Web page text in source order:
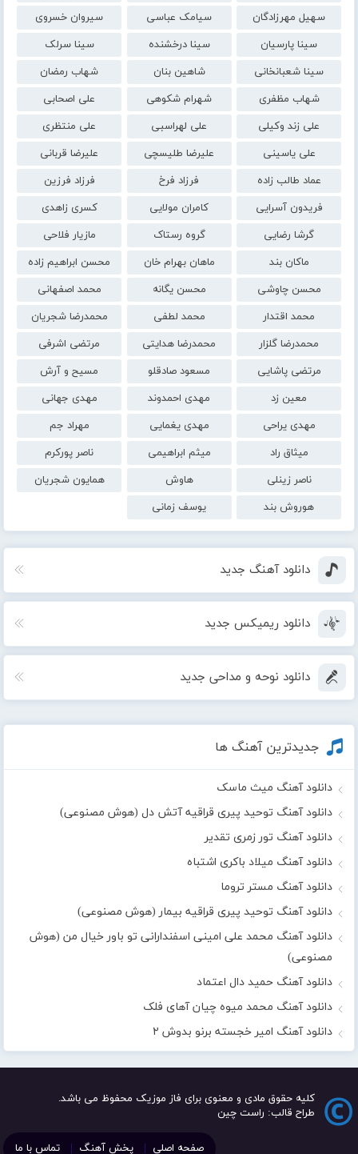
سهیل مهرزادگان
سیامک عباسی
سیروان خسروی
سینا پارسیان
سینا درخشنده
سینا سرلک
سینا شعبانخانی
شاهین بنان
شهاب رمضان
شهاب مظفری
شهرام شکوهی
علی اصحابی
علی زند وکیلی
علی لهراسبی
علی منتظری
علی یاسینی
علیرضا طلیسچی
علیرضا قربانی
عماد طالب زاده
فرزاد فرخ
فرزاد فرزین
فریدون آسرایی
کامران مولایی
کسری زاهدی
گرشا رضایی
گروه رستاک
مازیار فلاحی
ماکان بند
ماهان بهرام خان
محسن ابراهیم زاده
محسن چاوشی
محسن یگانه
محمد اصفهانی
محمد اقتدار
محمد لطفی
محمدرضا شجریان
محمدرضا گلزار
محمدرضا هدایتی
مرتضی اشرفی
مرتضی پاشایی
مسعود صادقلو
مسیح و آرش
معین زد
مهدی احمدوند
مهدی جهانی
مهدی یراحی
مهدی یغمایی
مهراد جم
میثاق راد
میثم ابراهیمی
ناصر پورکرم
ناصر زینلی
هاوش
همایون شجریان
هوروش بند
یوسف زمانی
دانلود آهنگ جدید
دانلود ریمیکس جدید
دانلود نوحه و مداحی جدید
جدیدترین آهنگ ها
دانلود آهنگ میث ماسک
دانلود آهنگ توحید پیری قراقیه آتش دل (هوش مصنوعی)
دانلود آهنگ تور زمری تقدیر
دانلود آهنگ میلاد باکری اشتباه
دانلود آهنگ مستر تروما
دانلود آهنگ توحید پیری قراقیه بیمار (هوش مصنوعی)
دانلود آهنگ محمد علی امینی اسفندارانی تو باور خیال من (هوش
مصنوعی)
دانلود آهنگ حمید دال اعتماد
دانلود آهنگ محمد میوه چیان آهای فلک
دانلود آهنگ امیر خجسته برنو بدوش ۲
کلیه حقوق مادی و معنوی برای فاز موزیک محفوظ می باشد.
طراح قالب: راست چین
صفحه اصلی پخش آهنگ تماس با ما